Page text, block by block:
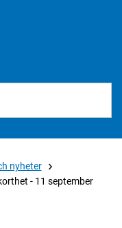
nyheter
- 11 september